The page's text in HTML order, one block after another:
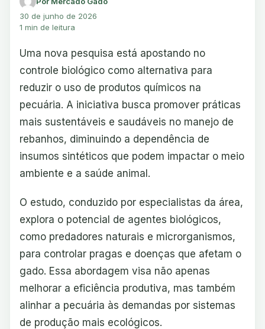
30 de junho de 2026
1 min de leitura
Uma nova pesquisa está apostando no
controle biológico como alternativa para
reduzir o uso de produtos químicos na
pecuária. A iniciativa busca promover práticas
mais sustentáveis e saudáveis no manejo de
rebanhos, diminuindo a dependência de
insumos sintéticos que podem impactar o meio
ambiente e a saúde animal.
O estudo, conduzido por especialistas da área,
explora o potencial de agentes biológicos,
como predadores naturais e microrganismos,
para controlar pragas e doenças que afetam o
gado. Essa abordagem visa não apenas
melhorar a eficiência produtiva, mas também
alinhar a pecuária às demandas por sistemas
de produção mais ecológicos.